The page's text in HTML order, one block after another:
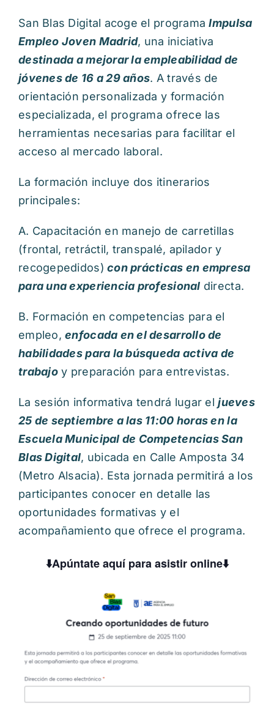
San Blas Digital acoge el programaImpulsa
Empleo Joven Madrid, una iniciativa
destinada a mejorar la empleabilidad de
jóvenes de 16 a 29 años. A través de
orientación personalizada y formación
especializada, el programa ofrece las
herramientas necesarias para facilitar el
acceso al mercado laboral.
La formación incluye dos itinerarios
principales:
A. Capacitación en manejo de carretillas
(frontal, retráctil, transpalé, apilador y
recogepedidos) con prácticas en empresa
para una experiencia profesional directa.
B. Formación en competencias para el
empleo,enfocada en el desarrollo de
habilidades para la búsqueda activa de
trabajoy preparación para entrevistas.
La sesión informativa tendrá lugar eljueves
25 de septiembre a las 11:00 horas en la
Escuela Municipal de Competencias San
Blas Digital, ubicada en Calle Amposta 34
(Metro Alsacia). Esta jornada permitirá a los
participantes conocer en detalle las
oportunidades formativas y el
acompañamiento que ofrece el programa.
⬇️Apúntate aquí para asistir online⬇️